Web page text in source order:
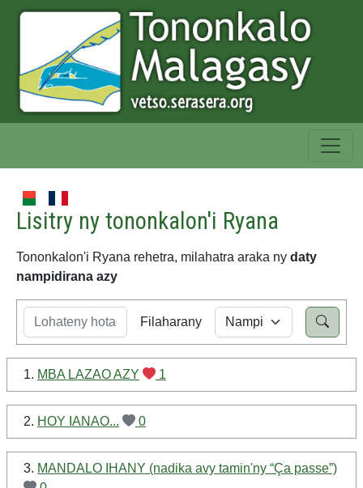
Lisitry ny tononkalon'i Ryana
Tononkalon'i Ryana rehetra, milahatra araka ny daty
nampidirana azy
Filaharany
1. MBA LAZAO AZY 1
2. HOY IANAO... 0
3. MANDALO IHANY (nadika avy tamin'ny “Ça passe”)